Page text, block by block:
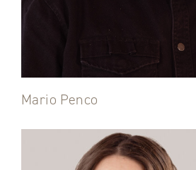
Mario Penco